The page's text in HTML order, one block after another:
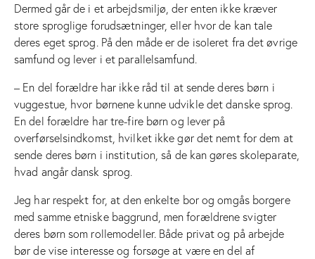
Dermed går de i et arbejdsmiljø, der enten ikke kræver
store sproglige forudsætninger, eller hvor de kan tale
deres eget sprog. På den måde er de isoleret fra det øvrige
samfund og lever i et parallelsamfund.
– En del forældre har ikke råd til at sende deres børn i
vuggestue, hvor børnene kunne udvikle det danske sprog.
En del forældre har tre-fire børn og lever på
overførselsindkomst, hvilket ikke gør det nemt for dem at
sende deres børn i institution, så de kan gøres skoleparate,
hvad angår dansk sprog.
Jeg har respekt for, at den enkelte bor og omgås borgere
med samme etniske baggrund, men forældrene svigter
deres børn som rollemodeller. Både privat og på arbejde
bør de vise interesse og forsøge at være en del af